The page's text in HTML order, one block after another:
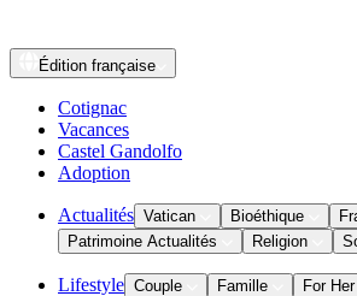
Édition française
Cotignac
Vacances
Castel Gandolfo
Adoption
Actualités Vatican Bioéthique
Patrimoine Actualités
Religion
Lifestyle Couple Famille
For